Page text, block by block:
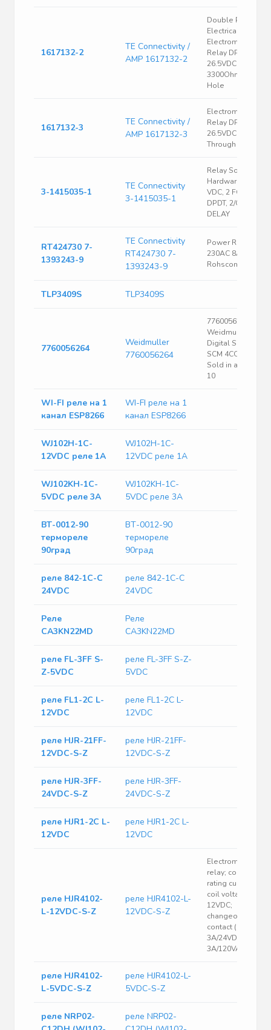
1617132-2
TE Connectivity /
AMP 1617132-2
Double Pole
Electrically Held
Electromechanical
Relay DPDT 1A
26.5VDC
3300Ohm Through
Hole
1617132-3
TE Connectivity /
AMP 1617132-3
Electromechanical
Relay DPDT 1A
26.5VDC 3.3KOhm
Through Hole
3-1415035-1
TE Connectivity
3-1415035-1
Relay Sockets &
Hardware 125
VDC, 2 FORM C
DPDT, 2/CO, TIME
DELAY
RT424730 7-
1393243-9
TE Connectivity
RT424730 7-
1393243-9
Power Relay
230AC 8A 2CO Tht
Rohsconf
TLP3409S TLP3409S
7760056264
Weidmuller
7760056264
7760056264 -
Weidmuller
Digital Signaling
SCM 4CO ECO
Sold in a pack of
10
WI-FI реле на 1
канал ESP8266
WI-FI реле на 1
канал ESP8266
WJ102H-1C-
12VDC реле 1A
WJ102H-1C-
12VDC реле 1A
WJ102KH-1C-
5VDC реле 3A
WJ102KH-1C-
5VDC реле 3A
ВТ-0012-90
термореле
90град
ВТ-0012-90
термореле
90град
реле 842-1C-C
24VDC
реле 842-1C-C
24VDC
Реле
CA3KN22MD
Реле
CA3KN22MD
реле FL-3FF S-
Z-5VDC
реле FL-3FF S-Z-
5VDC
реле FL1-2C L-
12VDC
реле FL1-2C L-
12VDC
реле HJR-21FF-
12VDC-S-Z
реле HJR-21FF-
12VDC-S-Z
реле HJR-3FF-
24VDC-S-Z
реле HJR-3FF-
24VDC-S-Z
реле HJR1-2C L-
12VDC
реле HJR1-2C L-
12VDC
реле HJR4102-
L-12VDC-S-Z
реле HJR4102-L-
12VDC-S-Z
Electromagnetic
relay; contact
rating current 5A;
coil voltage
12VDC;
changeover
contact (1C);
3A/24VDC;
3A/120VAC
реле HJR4102-
L-5VDC-S-Z
реле HJR4102-L-
5VDC-S-Z
реле NRP02-
реле NRP02-